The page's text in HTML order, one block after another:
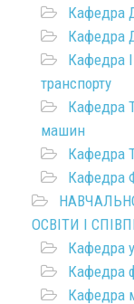
Кафедра
Кафедра
Кафедра
транспорту
Кафедра
машин
Кафедра
Кафедра
ОСВІТИ І
Кафедра
Кафедра
Кафедра